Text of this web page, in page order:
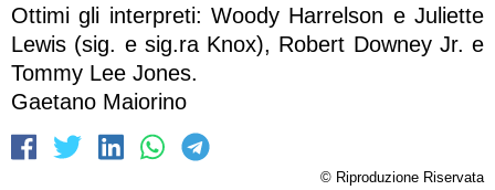
Ottimi gli interpreti: Woody Harrelson e Juliette
Lewis (sig. e sig.ra Knox), Robert Downey Jr. e
Tommy Lee Jones.
Gaetano Maiorino
© Riproduzione Riservata